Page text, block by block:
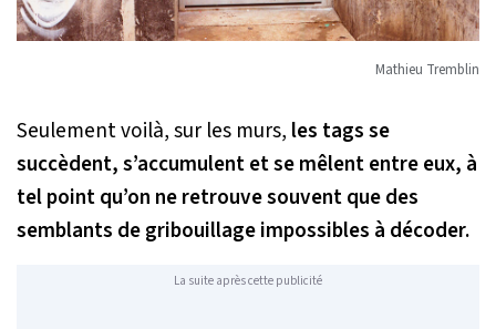
Mathieu Tremblin
Seulement voilà, sur les murs, les tags se
succèdent, s’accumulent et se mêlent entre eux, à
tel point qu’on ne retrouve souvent que des
semblants de gribouillage impossibles à décoder.
La suite après cette publicité